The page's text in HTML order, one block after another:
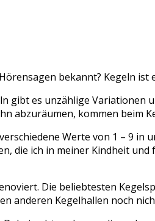
bekannt? Kegeln ist
gibt es unzählige Variationen
abzuräumen, kommen beim
Werte von 1 – 9 in
die ich in meiner Kindheit
Die beliebtesten
anderen Kegelhallen noch